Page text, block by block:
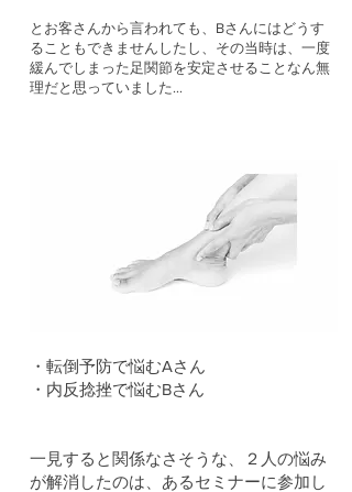
とお客さんから言われても、Bさんにはどうす
ることもできませんしたし、その当時は、一度
緩んでしまった足関節を安定させることなん無
理だと思っていました…
・転倒予防で悩むAさん
・内反捻挫で悩むBさん
一見すると関係なさそうな、２人の悩み
が解消したのは、あるセミナーに参加し